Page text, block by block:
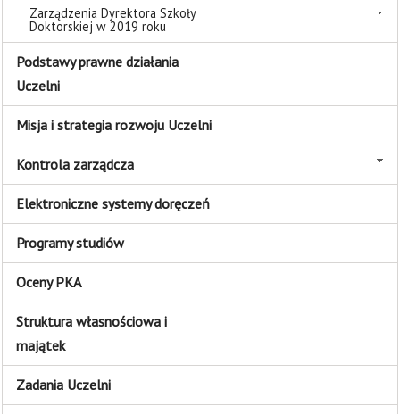
Zarządzenia Dyrektora Szkoły
Doktorskiej w 2019 roku
Podstawy prawne działania
Uczelni
Misja i strategia rozwoju Uczelni
Kontrola zarządcza
Elektroniczne systemy doręczeń
Programy studiów
Oceny PKA
Struktura własnościowa i
majątek
Zadania Uczelni